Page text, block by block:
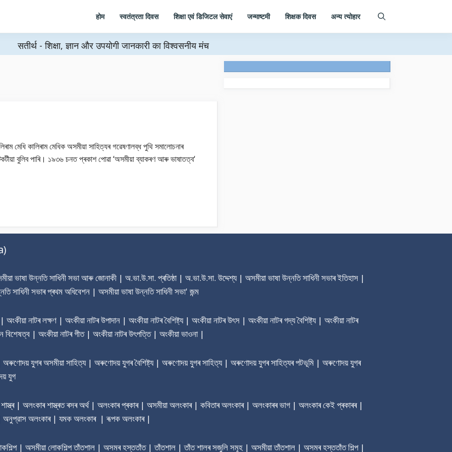
होम स्वतंत्रता दिवस शिक्षा एवं डिजिटल सेवाएं जन्माष्टमी शिक्षक दिवस अन्य त्योहार
सतीर्थ - शिक्षा, ज्ञान और उपयोगी जानकारी का विश्वसनीय मंच
মেধি কালিৰাম মেধিক অসমীয়া সাহিত্যৰ গৱেষণালব্ধ পুথি সমালোচনাৰ
বুলিব পাৰি। ১৯৩৬ চনত প্ৰকাশ পোৱা ‘অসমীয়া ব্যাকৰণ আৰু ভাষাতত্ব‘
ভাষা উন্নতি সাধিনী সভা আৰু জোনাকী | অ.ভা.উ.সা. প্ৰতিষ্ঠা | অ.ভা.উ.সা. উদ্দেশ্য | অসমীয়া ভাষা উন্নতি সাধিনী সভাৰ ‎ইতিহাস |
সাধিনী সভাৰ প্ৰথম অধিবেশন | অসমীয়া ভাষা উন্নতি সাধিনী সভা' জন্ম
নাটৰ লক্ষণ | অংকীয়া নাটৰ উপাদান | অংকীয়া নাটৰ বৈশিষ্ট্য | অংকীয়া নাটৰ উৎস | অংকীয়া নাটৰ গদ্য বৈশিষ্ট্য | অংকীয়া নাটৰ
বিশেষত্ব | অংকীয়া নাটৰ গীত | অংকীয়া নাটৰ উৎপত্তি | অংকীয়া ভাওনা |
যুগৰ অসমীয়া সাহিত্য | অৰুণোদয় যুগৰ বৈশিষ্ট্য | অৰুণোদয় যুগৰ সাহিত্য | অৰুণোদয় যুগৰ সাহিত্যৰ পটভূমি | অৰুণোদয় যুগৰ
যুগ
| অলংকাৰ শাস্ত্ৰত ৰসৰ অৰ্থ | অলংকাৰ প্ৰকাৰ | অসমীয়া অলংকাৰ | কবিতাৰ অলংকাৰ | অলংকাৰৰ ভাগ | অলংকাৰ কেই প্ৰকাৰৰ |
| অনুপ্রাস অলংকাৰ | যমক অলংকাৰ | ৰূপক অলংকাৰ |
| অসমীয়া লোকশিল্প তাঁতশাল | অসমৰ হস্ততাঁত | তাঁতশাল | তাঁত শালৰ সজুলি সমূহ | অসমীয়া তাঁতশাল | অসমৰ হস্ততাঁত শিল্প |